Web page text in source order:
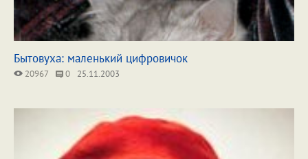
Бытовуха: маленький цифровичок
20967 0 25.11.2003